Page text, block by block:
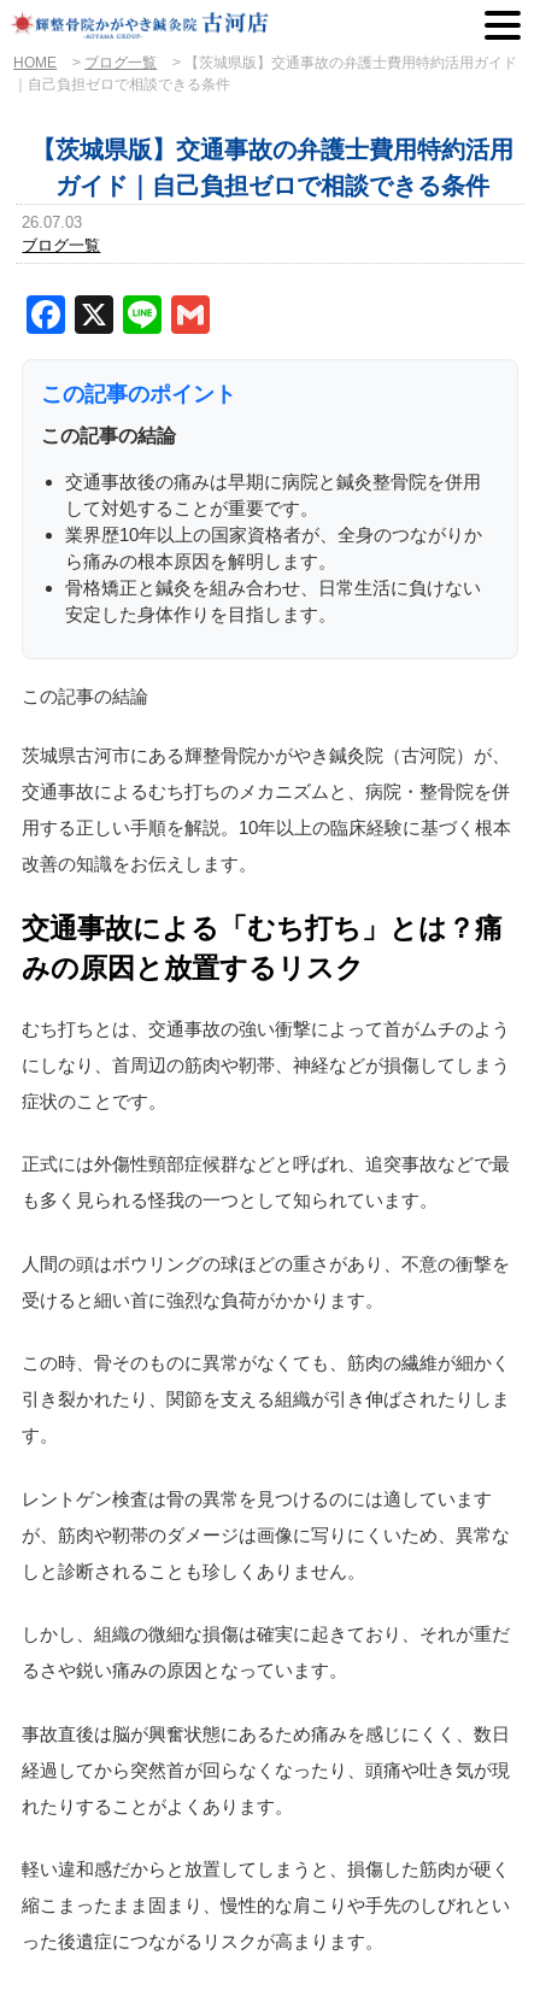
HOME > ブログ一覧 >
【茨城県版】交通事故の弁護士費用特約活用ガイド
｜自己負担ゼロで相談できる条件
【茨城県版】交通事故の弁護士費用特約活用
ガイド｜自己負担ゼロで相談できる条件
26.07.03
ブログ一覧
Facebook
X Line
この記事のポイント
この記事の結論
交通事故後の痛みは早期に病院と鍼灸整骨院を併用
して対処することが重要です。
業界歴10年以上の国家資格者が、全身のつながりか
ら痛みの根本原因を解明します。
骨格矯正と鍼灸を組み合わせ、日常生活に負けない
安定した身体作りを目指します。
この記事の結論
茨城県古河市にある輝整骨院かがやき鍼灸院（古河院）が、
交通事故によるむち打ちのメカニズムと、病院・整骨院を併
用する正しい手順を解説。10年以上の臨床経験に基づく根本
改善の知識をお伝えします。
交通事故による「むち打ち」とは？痛
みの原因と放置するリスク
むち打ちとは、交通事故の強い衝撃によって首がムチのよう
にしなり、首周辺の筋肉や靭帯、神経などが損傷してしまう
症状のことです。
正式には外傷性頸部症候群などと呼ばれ、追突事故などで最
も多く見られる怪我の一つとして知られています。
人間の頭はボウリングの球ほどの重さがあり、不意の衝撃を
受けると細い首に強烈な負荷がかかります。
この時、骨そのものに異常がなくても、筋肉の繊維が細かく
引き裂かれたり、関節を支える組織が引き伸ばされたりしま
す。
レントゲン検査は骨の異常を見つけるのには適しています
が、筋肉や靭帯のダメージは画像に写りにくいため、異常な
しと診断されることも珍しくありません。
しかし、組織の微細な損傷は確実に起きており、それが重だ
るさや鋭い痛みの原因となっています。
事故直後は脳が興奮状態にあるため痛みを感じにくく、数日
経過してから突然首が回らなくなったり、頭痛や吐き気が現
れたりすることがよくあります。
軽い違和感だからと放置してしまうと、損傷した筋肉が硬く
縮こまったまま固まり、慢性的な肩こりや手先のしびれとい
った後遺症につながるリスクが高まります。